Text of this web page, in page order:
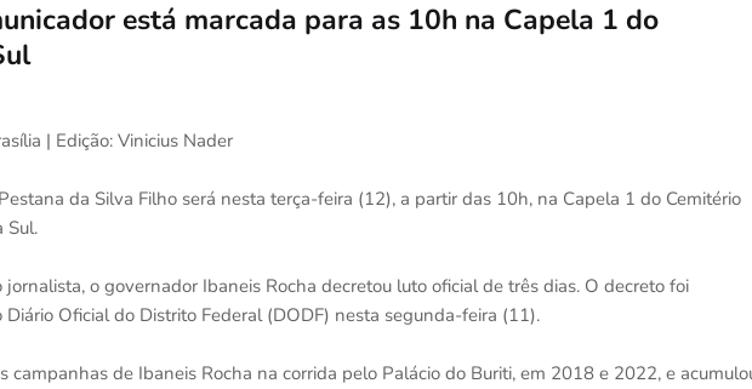
está marcada para as 10h na Capela 1 do
| Edição: Vinicius Nader
da Silva Filho será nesta terça-feira (12), a partir das 10h, na Capela 1 do Cemitério
Sul.
o governador Ibaneis Rocha decretou luto oficial de três dias. O decreto foi
Oficial do Distrito Federal (DODF) nesta segunda-feira (11).
campanhas de Ibaneis Rocha na corrida pelo Palácio do Buriti, em 2018 e 2022, e